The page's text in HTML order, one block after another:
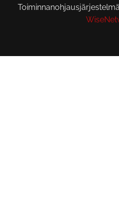
Toiminnanohjausjärjestelmä